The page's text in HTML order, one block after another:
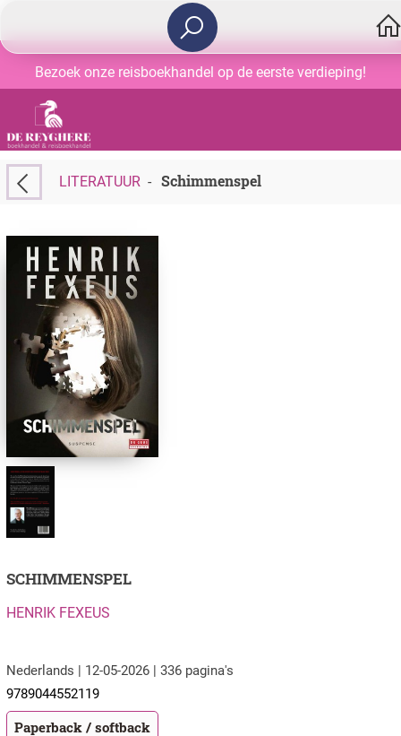
Bezoek onze reisboekhandel op de eerste verdieping!
LITERATUUR- Schimmenspel
SCHIMMENSPEL
HENRIK FEXEUS
Nederlands | 12-05-2026 | 336 pagina's
9789044552119
Paperback / softback